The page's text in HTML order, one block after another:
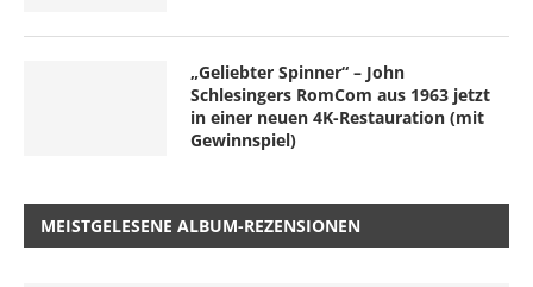
„Geliebter Spinner“ – John
Schlesingers RomCom aus 1963 jetzt
in einer neuen 4K-Restauration (mit
Gewinnspiel)
MEISTGELESENE ALBUM-REZENSIONEN